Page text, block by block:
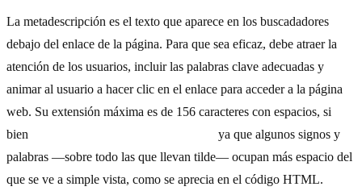
La metadescripción es el texto que aparece en los buscadadores
debajo del enlace de la página. Para que sea eficaz, debe atraer la
atención de los usuarios, incluir las palabras clave adecuadas y
animar al usuario a hacer clic en el enlace para acceder a la página
web. Su extensión máxima es de 156 caracteres con espacios, si
bien
ya que algunos signos y
palabras —sobre todo las que llevan tilde— ocupan más espacio del
que se ve a simple vista, como se aprecia en el código HTML.